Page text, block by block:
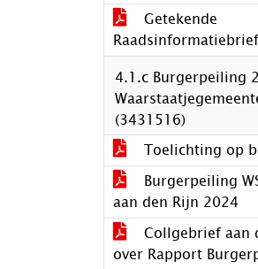
Getekende
4.1.c Burgerpeiling
(3431516)
Toelichting op
Burgerpeiling
aan den Rijn 2024
Collgebrief aan
over Rapport